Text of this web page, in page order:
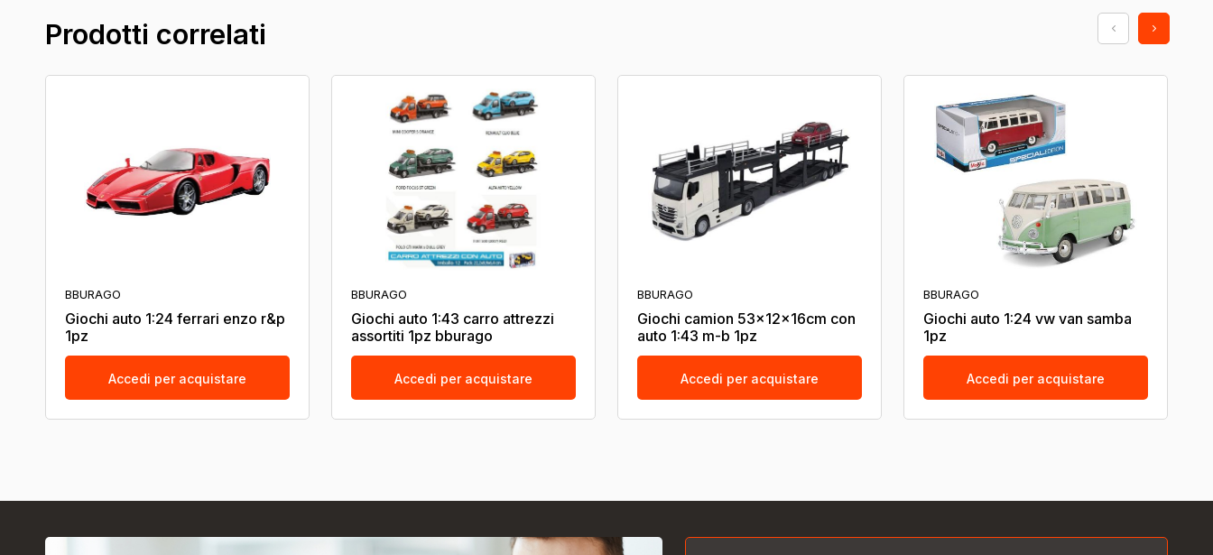
Prodotti correlati
BBURAGO
Giochi auto 1:24 ferrari enzo r&p
1pz
Accedi per acquistare
BBURAGO
Giochi auto 1:43 carro attrezzi
assortiti 1pz bburago
Accedi per acquistare
BBURAGO
Giochi camion 53x12x16cm con
auto 1:43 m-b 1pz
Accedi per acquistare
BBURAGO
Giochi auto 1:24 vw van samba
1pz
Accedi per acquistare